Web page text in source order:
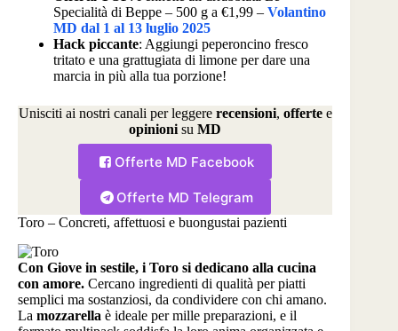
Specialità di Beppe – 500 g a €1,99 – Volantino
MD dal 1 al 13 luglio 2025
Hack piccante: Aggiungi peperoncino fresco
tritato e una grattugiata di limone per dare una
marcia in più alla tua porzione!
Unisciti ai nostri canali per leggere recensioni, offerte e
opinionisuMD
Offerte MD Facebook
Offerte MD Telegram
Toro – Concreti, affettuosi e buongustai pazienti
Con Giove in sestile, i Toro si dedicano alla cucina
con amore. Cercano ingredienti di qualità per piatti
semplici ma sostanziosi, da condividere con chi amano.
La mozzarella è ideale per mille preparazioni, e il